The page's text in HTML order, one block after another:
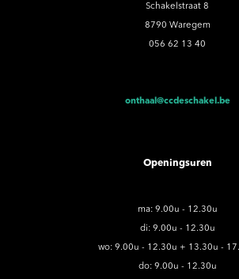
Schakelstraat 8
8790 Waregem
056 62 13 40
onthaal@ccdeschakel.be
Openingsuren
ma: 9.00u - 12.30u
di: 9.00u - 12.30u
wo: 9.00u - 12.30u + 13.30u -
do: 9.00u - 12.30u